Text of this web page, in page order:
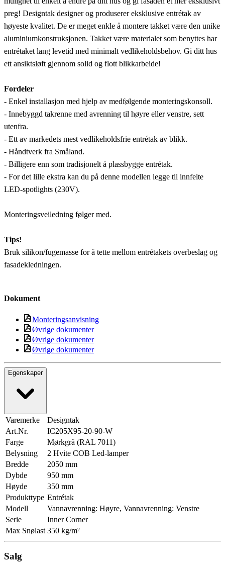
preg! Designtak designer og produserer eksklusive entrétak av
høyeste kvalitet. De er meget enkle å montere takket være den unike
aluminiumkonstruksjonen. Takket være materialet som benyttes har
entrétaket lang levetid med minimalt vedlikeholdsbehov. Gi ditt hus
ett ansiktsløft gjennom solid og flott blikkarbeide!
Fordeler
- Enkel installasjon med hjelp av medfølgende monteringskonsoll.
- Innebyggd takrenne med avrenning til høyre eller venstre, sett
utenfra.
- Ett av markedets mest vedlikeholdsfrie entrétak av blikk.
- Håndtverk fra Småland.
- Billigere enn som tradisjonelt å plassbygge entrétak.
- For det lille ekstra kan du på denne modellen legge til innfelte
LED-spotlights (230V).
Monteringsveiledning følger med.
Tips!
Bruk silikon/fugemasse for å tette mellom entrétakets overbeslag og
fasadekledningen.
Dokument
Monteringsanvisning
Øvrige dokumenter
Øvrige dokumenter
Øvrige dokumenter
Egenskaper
Varemerke
Designtak
Art.Nr.
IC205X95-20-90-W
Farge
Mørkgrå (RAL 7011)
Belysning
2 Hvite COB Led-lamper
Bredde
2050 mm
Dybde
950 mm
Høyde
350 mm
Produkttype Entrétak
Modell
Vannavrenning: Høyre, Vannavrenning: Venstre
Serie
Inner Corner
Max Snølast 350 kg/m²
Salg